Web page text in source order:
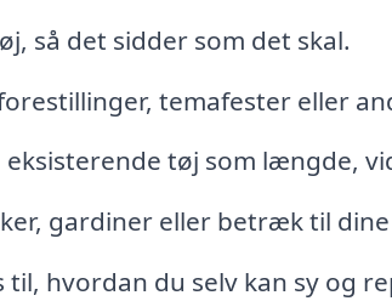
så det sidder som det skal.
temafester eller
tøj som længde,
gardiner eller betræk til
til, hvordan du selv kan sy og